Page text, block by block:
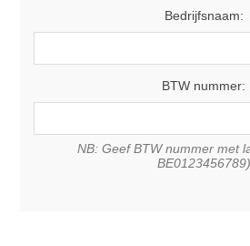
Bedrijfsnaam:
BTW nummer:
NB: Geef BTW nummer met
BE0123456789)